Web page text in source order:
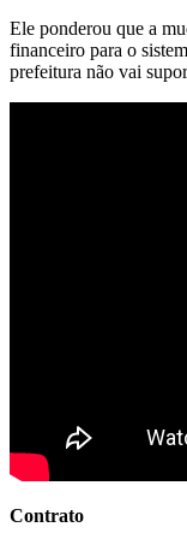
Ele ponderou que a
financeiro para o
prefeitura não vai
Contrato